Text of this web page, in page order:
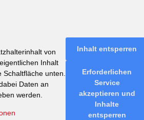
von
Inhalt
unten.
Daten an
werden.
Inhalt entsperren
Erforderlichen
Service
akzeptieren und
Inhalte
entsperren